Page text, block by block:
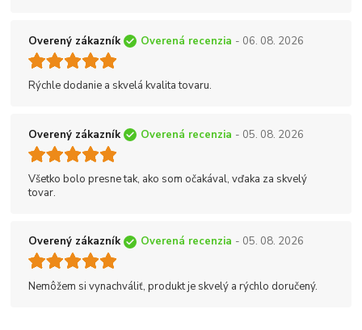
Overený zákazník Overená recenzia - 06. 08. 2026
Rýchle dodanie a skvelá kvalita tovaru.
Overený zákazník Overená recenzia - 05. 08. 2026
Všetko bolo presne tak, ako som očakával, vďaka za skvelý
tovar.
Overený zákazník Overená recenzia - 05. 08. 2026
Nemôžem si vynachváliť, produkt je skvelý a rýchlo doručený.